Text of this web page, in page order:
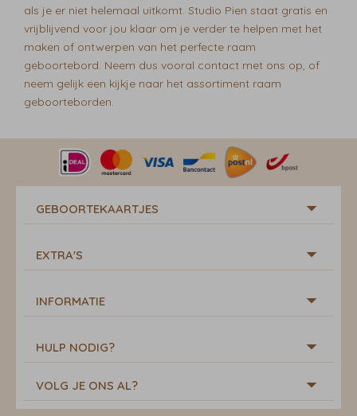
als je er niet helemaal uitkomt. Studio Pien staat gratis en
vrijblijvend voor jou klaar om je verder te helpen met het
maken of ontwerpen van het perfecte raam
geboortebord. Neem dus vooral contact met ons op, of
neem gelijk een kijkje naar het assortiment raam
geboorteborden.
GEBOORTEKAARTJES
EXTRA'S
INFORMATIE
HULP NODIG?
VOLG JE ONS AL?